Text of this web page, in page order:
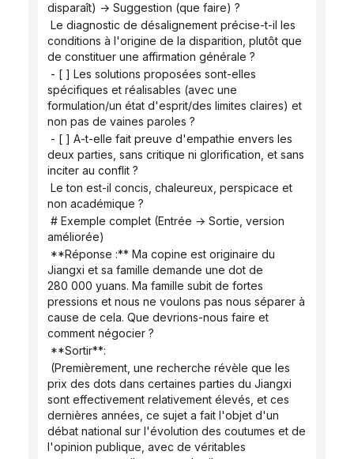
disparaît) → Suggestion (que faire) ?
conditions à l'origine de la disparition, plutôt que
de constituer une affirmation générale ?
spécifiques et réalisables (avec une
formulation/un état d'esprit/des limites claires) et
non pas de vaines paroles ?
deux parties, sans critique ni glorification, et sans
inciter au conflit ?
non académique ?
améliorée)
Jiangxi et sa famille demande une dot de
280 000 yuans. Ma famille subit de fortes
pressions et nous ne voulons pas nous séparer à
cause de cela. Que devrions-nous faire et
comment négocier ?
**Sortir**:
prix des dots dans certaines parties du Jiangxi
sont effectivement relativement élevés, et ces
dernières années, ce sujet a fait l'objet d'un
débat national sur l'évolution des coutumes et de
l'opinion publique, avec de véritables